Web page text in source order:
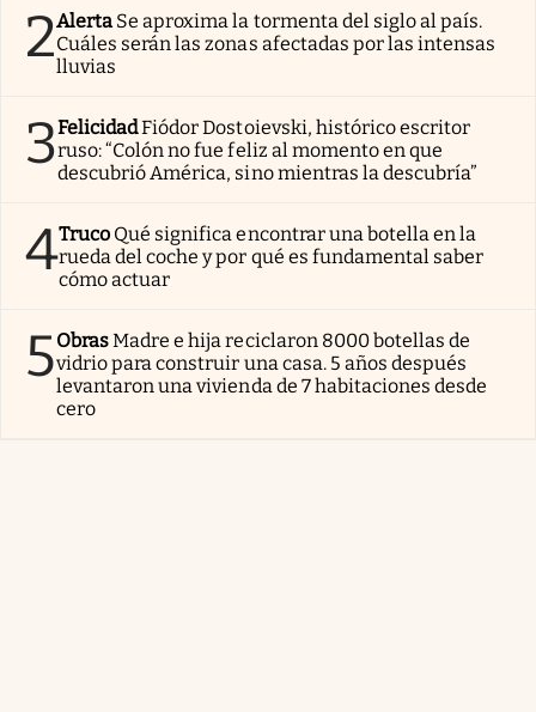
2Alerta Se aproxima la tormenta del siglo al país.
Cuáles serán las zonas afectadas por las intensas
lluvias
3FelicidadFiódor Dostoievski, histórico escritor
ruso: “Colón no fue feliz al momento en que
descubrió América, sino mientras la descubría”
4Truco Qué significa encontrar una botella en la
rueda del coche y por qué es fundamental saber
cómo actuar
5ObrasMadre e hija reciclaron 8000 botellas de
vidrio para construir una casa. 5 años después
levantaron una vivienda de 7 habitaciones desde
cero